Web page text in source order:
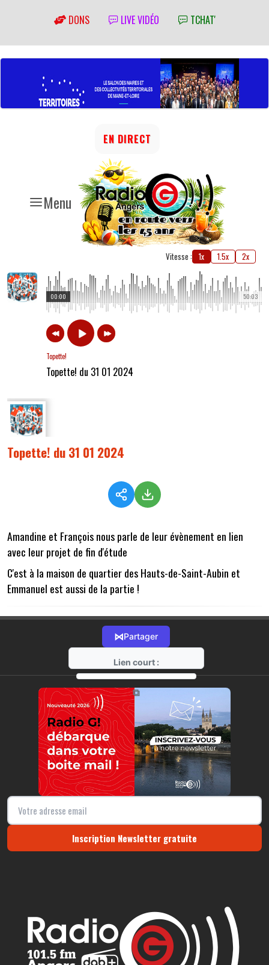
DONS LIVE VIDÉO TCHAT'
Menu
EN DIRECT
Vitesse : 1x 1.5x 2x
50:03
00:00
Topette!
Topette! du 31 01 2024
Topette! du 31 01 2024
Amandine et François nous parle de leur évènement en lien
avec leur projet de fin d'étude
C'est à la maison de quartier des Hauts-de-Saint-Aubin et
Emmanuel est aussi de la partie !
⋈Partager
Lien court :
https://radio-g.fr?13795
⧉
Inscription Newsletter gratuite